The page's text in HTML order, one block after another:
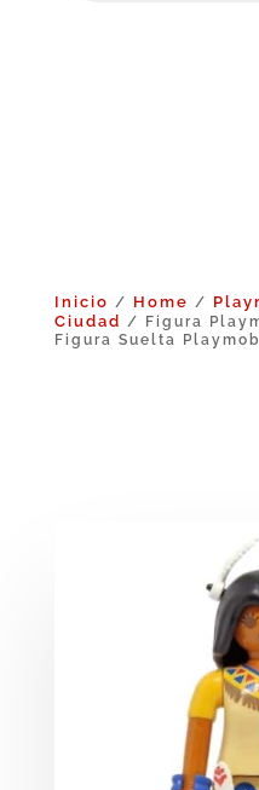
Inicio / Home /
Ciudad / Figura
Figura Suelta